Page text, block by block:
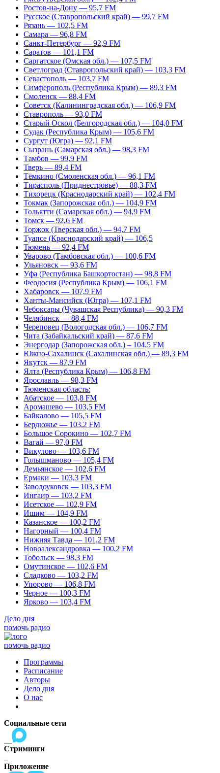
Ростов-на-Дону — 95,7 FM
Русское (Ставропольский край) — 99,7 FM
Рязань — 102,5 FM
Самара — 96,8 FM
Санкт-Петербург — 92,9 FM
Саратов — 101,1 FM
Саргатское (Омская обл.) — 107,5 FM
Светлоград (Ставропольский край) — 103,3 FM
Севастополь — 103,7 FM
Симферополь (Республика Крым) — 89,3 FM
Смоленск — 88,4 FM
Советск (Калининградская обл.) — 106,9 FM
Ставрополь — 93,0 FM
Старый Оскол (Белгородская обл.) — 104,0 FM
Судак (Республика Крым) — 105,6 FM
Сургут (Югра) — 92,1 FM
Сызрань (Самарская обл.) — 98,3 FM
Тамбов — 99,9 FM
Тверь — 89,4 FM
Тёмкино (Смоленская обл.) — 96,1 FM
Тирасполь (Приднестровье) — 88,3 FM
Тихорецк (Краснодарский край) — 102,4 FM
Токмак (Запорожская обл.) — 104,9 FM
Тольятти (Самарская обл.) — 94,9 FM
Томск — 92,6 FM
Торжок (Тверская обл.) — 94,7 FM
Туапсе (Краснодарский край) — 106,5
Тюмень — 92,4 FM
Уварово (Тамбовская обл.) — 100,6 FM
Ульяновск — 93,6 FM
Уфа (Республика Башкортостан) — 98,8 FM
Феодосия (Республика Крым) — 106,1 FM
Хабаровск — 107,9 FM
Ханты-Мансийск (Югра) — 107,1 FM
Чебоксары (Чувашская Республика) — 90,3 FM
Челябинск — 88,4 FM
Череповец (Вологодская обл.) — 106,7 FM
Чита (Забайкальский край) — 87,6 FM
Энергодар (Запорожская обл.) – 104,5 FM
Южно-Сахалинск (Сахалинская обл.) — 89,3 FM
Якутск — 87,9 FM
Ялта (Республика Крым) — 106,8 FM
Ярославль — 98,3 FM
Тюменская область:
Абатское — 103,8 FM
Аромашево — 103,5 FM
Байкалово — 105,5 FM
Бердюжье — 103,2 FM
Большое Сорокино — 102,7 FM
Вагай — 97,0 FM
Викулово — 103,6 FM
Голышманово — 105,4 FM
Демьянское — 102,6 FM
Ермаки — 103,3 FM
Заводоуковск — 103,3 FM
Ингаир — 103,2 FM
Исетское — 102,9 FM
Ишим — 104,9 FM
Казанское — 100,2 FM
Нагорный — 100,4 FM
Нижняя Тавда — 101,2 FM
Новоалександровка — 100,2 FM
Тобольск — 98,3 FM
Омутинское — 102,6 FM
Сладково — 103,2 FM
Упорово — 106,8 FM
Черное — 100,3 FM
Ярково — 103,4 FM
Дело дня
помочь радио
помочь радио
Программы
Расписание
Авторы
Дело дня
О нас
Социальные сети
Стриминги
Приложение